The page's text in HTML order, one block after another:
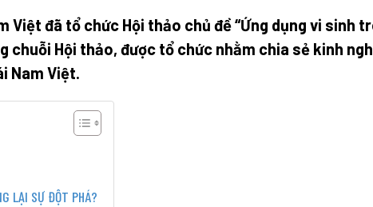
Việt đã tổ chức Hội thảo chủ đề “Ứng dụng vi sinh
chuỗi Hội thảo, được tổ chức nhằm chia sẻ kinh
Nam Việt.
LẠI SỰ ĐỘT PHÁ?